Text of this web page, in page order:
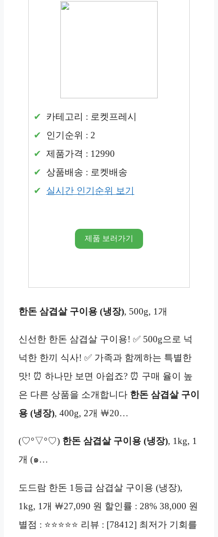
카테고리 : 로켓프레시
인기순위 : 2
제품가격 : 12990
상품배송 : 로켓배송
실시간 인기순위 보기
제품 보러가기
한돈 삼겹살 구이용 (냉장), 500g, 1개
신선한 한돈 삼겹살 구이용! ✅ 500g으로 넉
넉한 한끼 식사! ✅ 가족과 함께하는 특별한
맛! ⏰ 하나만 보면 아쉽죠? ⏰ 구매 율이 높
은 다른 상품을 소개합니다 한돈 삼겹살 구이
용 (냉장), 400g, 2개 ￦20…
(♡°▽°♡) 한돈 삼겹살 구이용 (냉장), 1kg, 1
개 (๑…
도드람 한돈 1등급 삼겹살 구이용 (냉장),
1kg, 1개 ￦27,090 원 할인률 : 28% 38,000 원
별점 : ⭐⭐⭐⭐⭐ 리뷰 : [78412] 최저가 기회를